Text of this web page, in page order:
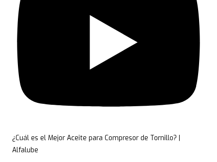
¿Cuál es el Mejor Aceite para Compresor de Tornillo? |
Alfalube